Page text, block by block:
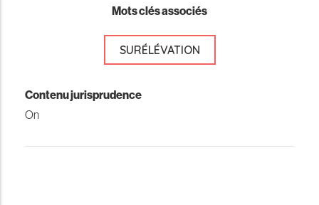
Mots clés associés
SURÉLÉVATION
Contenu jurisprudence
On